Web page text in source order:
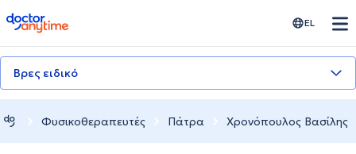
doctoranytime EL
Βρες ειδικό
Φυσικοθεραπευτές Πάτρα Χρονόπουλος Βασίλης